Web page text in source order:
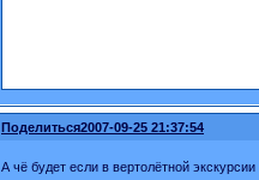
Поделиться2007-09-25 21:37:54
А чё будет если в вертолётной